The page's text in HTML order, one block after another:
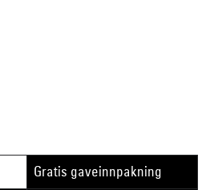
Gratis gaveinnpakning